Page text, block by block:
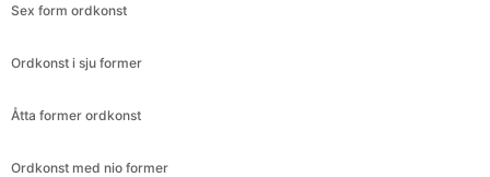
Sex form ordkonst
Ordkonst i sju former
Åtta former ordkonst
Ordkonst med nio former